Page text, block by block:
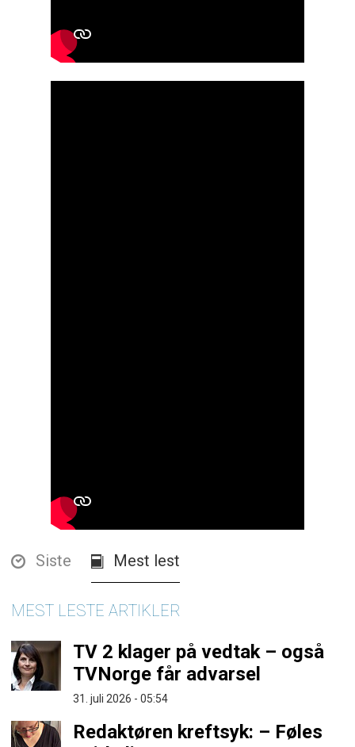
Siste Mest lest
MEST LESTE ARTIKLER
TV 2 klager på vedtak – også
TVNorge får advarsel
31. juli 2026 - 05:54
Redaktøren kreftsyk: – Føles